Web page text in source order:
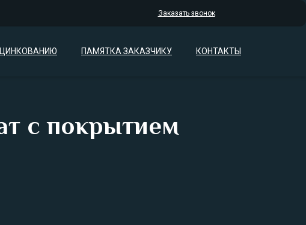
Заказать звонок
ПАМЯТКА ЗАКАЗЧИКУ КОНТАКТЫ
с покрытием